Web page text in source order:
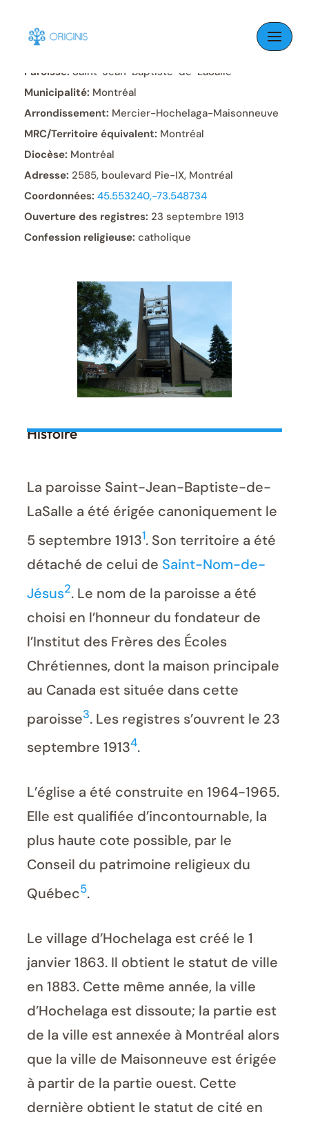
Skip
content
Paroisse: Saint-Jean-Baptiste-de-LaSalle
Municipalité: Montréal
Arrondissement: Mercier-Hochelaga-Maisonneuve
MRC/Territoire équivalent: Montréal
Diocèse: Montréal
Adresse: 2585, boulevard Pie-IX, Montréal
Coordonnées: 45.553240,-73.548734
Ouverture des registres: 23 septembre 1913
Confession religieuse: catholique
Histoire
La paroisse Saint-Jean-Baptiste-de-
LaSalle a été érigée canoniquement le
5 septembre 19131. Son territoire a été
détaché de celui de Saint-Nom-de-
Jésus2. Le nom de la paroisse a été
choisi en l’honneur du fondateur de
l’Institut des Frères des Écoles
Chrétiennes, dont la maison principale
au Canada est située dans cette
paroisse3. Les registres s’ouvrent le 23
septembre 19134.
L’église a été construite en 1964-1965.
Elle est qualifiée d’incontournable, la
plus haute cote possible, par le
Conseil du patrimoine religieux du
Québec5.
Le village d’Hochelaga est créé le 1
janvier 1863. Il obtient le statut de ville
en 1883. Cette même année, la ville
d’Hochelaga est dissoute; la partie est
de la ville est annexée à Montréal alors
que la ville de Maisonneuve est érigée
à partir de la partie ouest. Cette
dernière obtient le statut de cité en